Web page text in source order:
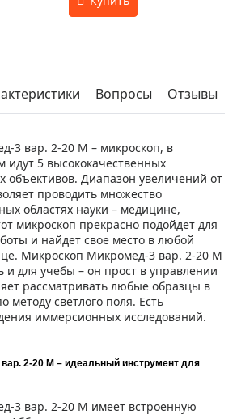
Вопросы Отзывы
3 вар. 2-20 М – микроскоп, в
идут 5 высококачественных
объективов. Диапазон увеличений от
проводить множество
областях науки – медицине,
микроскоп прекрасно подойдет для
и найдет свое место в любой
Микроскоп Микромед-3 вар. 2-20 М
и для учебы – он прост в управлении
рассматривать любые образцы в
методу светлого поля. Есть
иммерсионных исследований.
2-20 М – идеальный инструмент для
3 вар. 2-20 М имеет встроенную